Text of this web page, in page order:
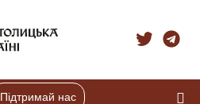
Підтримай нас